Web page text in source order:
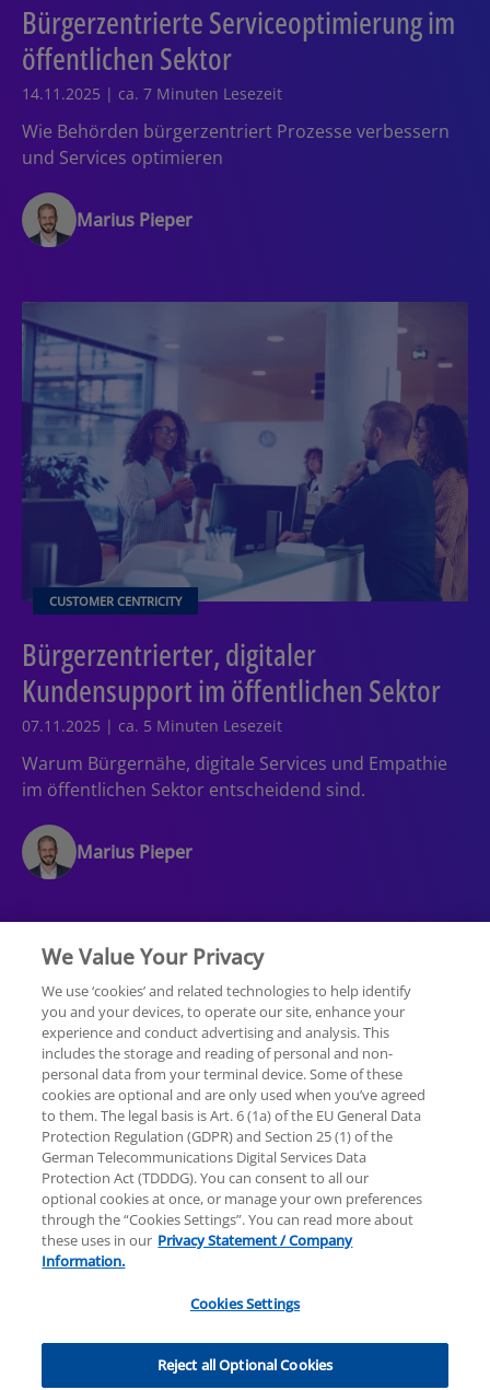
Bürgerzentrierte Serviceoptimierung im
öffentlichen Sektor
14.11.2025 | ca. 7 Minuten Lesezeit
Wie Behörden bürgerzentriert Prozesse verbessern
und Services optimieren
Marius Pieper
CUSTOMER CENTRICITY
Bürgerzentrierter, digitaler
Kundensupport im öffentlichen Sektor
07.11.2025 | ca. 5 Minuten Lesezeit
Warum Bürgernähe, digitale Services und Empathie
im öffentlichen Sektor entscheidend sind.
Marius Pieper
Rechtliche Hinweise Datenschutzerklärung
Hilfe Unternehmensangaben
© 2025 KPMG AG Wirtschaftsprüfungsgesellschaft,
eine Aktiengesellschaft nach deutschem Recht und
ein Mitglied der globalen KPMG-Organisation
unabhängiger Mitgliedsfirmen, die KPMG
International Limited, einer Private English Company
Limited by Guarantee, angeschlossen sind. Alle Rechte
We Value Your Privacy
We use ‘cookies’ and related technologies to help identify
you and your devices, to operate our site, enhance your
experience and conduct advertising and analysis. This
includes the storage and reading of personal and non-
personal data from your terminal device. Some of these
cookies are optional and are only used when you’ve agreed
to them. The legal basis is Art. 6 (1a) of the EU General Data
Protection Regulation (GDPR) and Section 25 (1) of the
German Telecommunications Digital Services Data
Protection Act (TDDDG). You can consent to all our
optional cookies at once, or manage your own preferences
through the “Cookies Settings”. You can read more about
these uses in our Privacy Statement / Company
Information.
Cookies Settings
Reject all Optional Cookies